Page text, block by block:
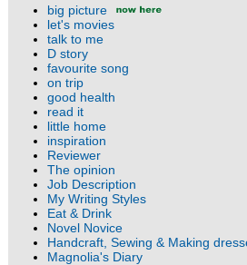
big picture
let's movies
talk to me
D story
favourite song
on trip
good health
read it
little home
inspiration
Reviewer
The opinion
Job Description
My Writing Styles
Eat & Drink
Novel Novice
Handcraft, Sewing & Making
Magnolia's Diary